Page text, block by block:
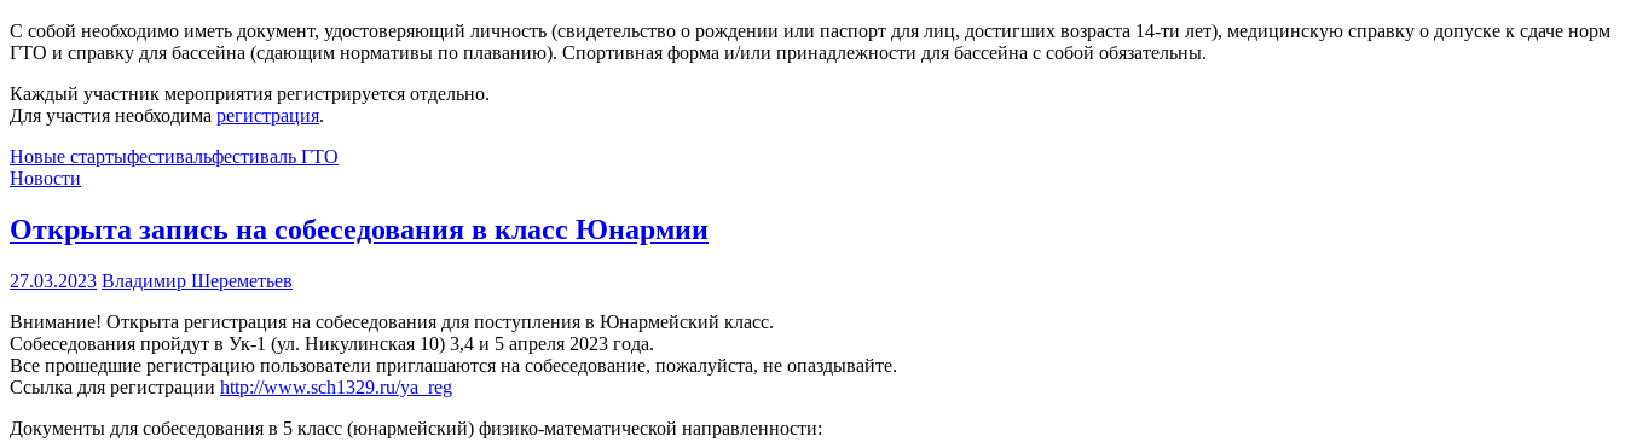
С собой необходимо иметь документ, удостоверяющий личность (свидетельство о рождении или паспорт для лиц, достигших возраста 14-ти лет), медицинскую справку о допуске к сдаче норм
ГТО и справку для бассейна (сдающим нормативы по плаванию). Спортивная форма и/или принадлежности для бассейна с собой обязательны.
Каждый участник мероприятия регистрируется отдельно.
Для участия необходима регистрация.
Новые стартыфестивальфестиваль ГТО
Новости
Открыта запись на собеседования в класс Юнармии
27.03.2023 Владимир Шереметьев
Внимание! Открыта регистрация на собеседования для поступления в Юнармейский класс.
Собеседования пройдут в Ук-1 (ул. Никулинская 10) 3,4 и 5 апреля 2023 года.
Все прошедшие регистрацию пользователи приглашаются на собеседование, пожалуйста, не опаздывайте.
Ссылка для регистрации http://www.sch1329.ru/ya_reg
Документы для собеседования в 5 класс (юнармейский) физико-математической направленности: